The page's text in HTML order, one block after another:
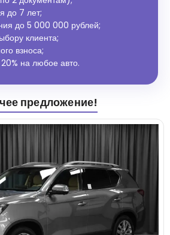
до 7 лет;
до 5 000 000 рублей;
клиента;
взноса;
на любое авто.
предложение!